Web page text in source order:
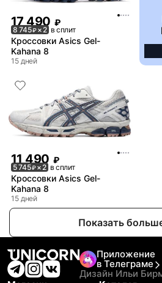
17 490 ₽
8 745₽× 2 в сплит
Кроссовки Asics Gel-
Kahana 8
15 дней
11 490 ₽
5 745₽× 2 в сплит
Кроссовки Asics Gel-
Kahana 8
15 дней
Показать
Приложение
в Телеграме
Дизайн Ильи